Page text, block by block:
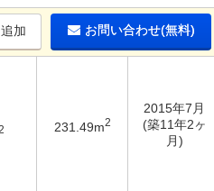
加 お問い合わせ(無料)
231.49m2
2015年7月
(築11年2ヶ
月)